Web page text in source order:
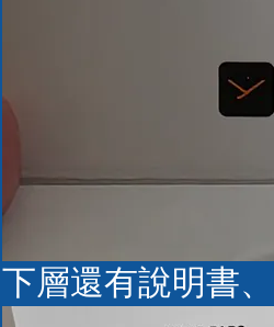
下層還有說明書